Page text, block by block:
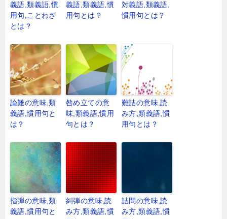
義語,類義語,慣
用句,ことわざ
とは？
義語,類義語,慣
用句とは？
対義語,類義語,
慣用句とは？
論難の意味,類
義語,慣用句と
は？
咎め立ての意
味,類義語,慣用
句とは？
難詰の意味,読
み方,類義語,慣
用句とは？
指弾の意味,類
義語,慣用句と
糾弾の意味,読
み方,類義語,慣
詰問の意味,読
み方,類義語,慣